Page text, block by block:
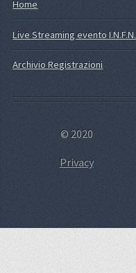
Home
Live Streaming evento I.N.F.N.
Archivio Registrazioni
© 2020
Privacy